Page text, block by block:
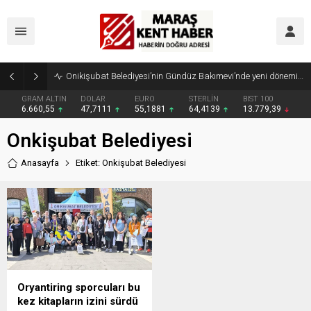
Onikişubat Belediyesi’nin Gündüz Bakımevi’nde yeni dönemin ön kayıtları başladı
GRAM ALTIN
6.660,55
DOLAR
47,7111
EURO
55,1881
STERLİN
64,4139
BIST 100
13.779,39
Onkişubat Belediyesi
Anasayfa Etiket: Onkişubat Belediyesi
Oryantiring sporcuları bu
kez kitapların izini sürdü